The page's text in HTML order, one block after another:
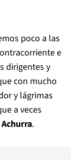
poco a las
e
dirigentes y
con mucho
y lágrimas
a veces
Achurra.